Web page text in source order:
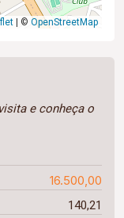
| © OpenStreetMap
e conheça o
16.500,00
140,21